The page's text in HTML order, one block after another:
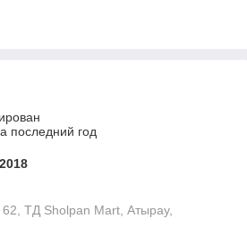
последний год
ТД Sholpan Mart, Атырау,